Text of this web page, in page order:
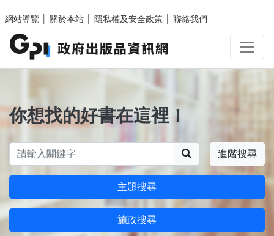
網站導覽
關於本站 隱私權及安全政策 聯絡我們
你想找的好書在這裡！
進階搜尋
主題搜尋
施政搜尋